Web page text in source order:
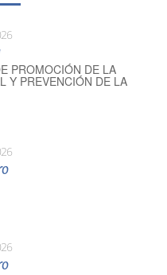
PROMOCIÓN DE LA
Y PREVENCIÓN DE LA